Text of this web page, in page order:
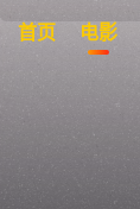
首页 电影